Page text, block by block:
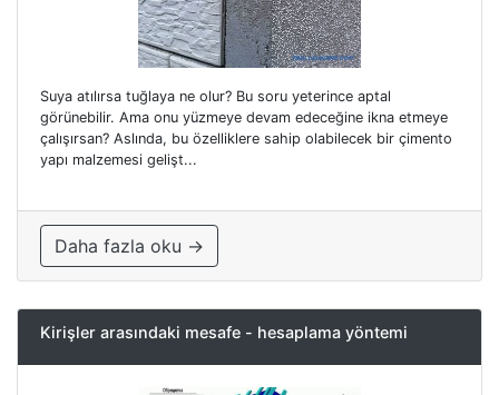
Suya atılırsa tuğlaya ne olur? Bu soru yeterince aptal
görünebilir. Ama onu yüzmeye devam edeceğine ikna etmeye
çalışırsan? Aslında, bu özelliklere sahip olabilecek bir çimento
yapı malzemesi gelişt...
Daha fazla oku →
Kirişler arasındaki mesafe - hesaplama yöntemi